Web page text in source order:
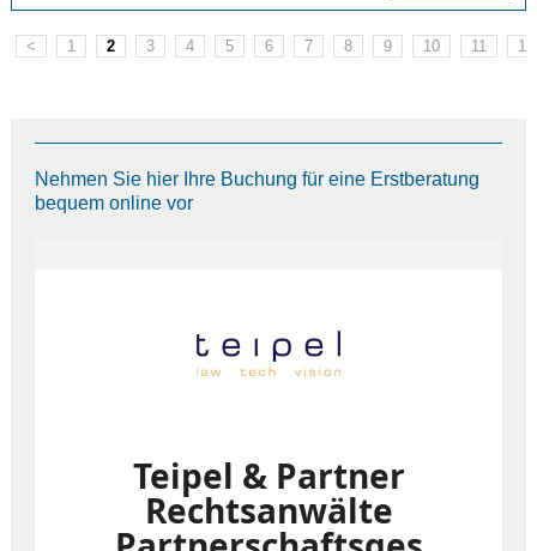
< 1 2 3 4 5 6 7 8 9 10 11 12
Nehmen Sie hier Ihre Buchung für eine Erstberatung
bequem online vor